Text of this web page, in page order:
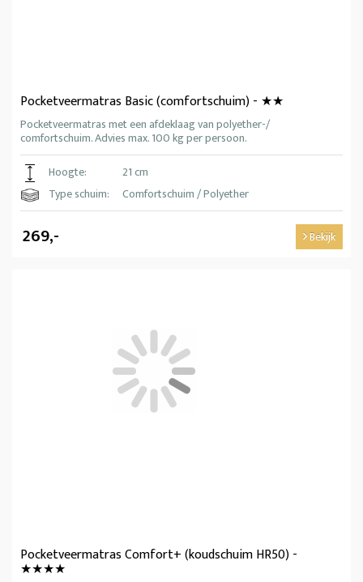
Pocketveermatras Basic (comfortschuim) - ★★
Pocketveermatras met een afdeklaag van polyether-/
comfortschuim. Advies max. 100 kg per persoon.
Hoogte:
21 cm
Type schuim:
Comfortschuim / Polyether
269,- Bekijk
Pocketveermatras Comfort+ (koudschuim HR50) -
★★★★